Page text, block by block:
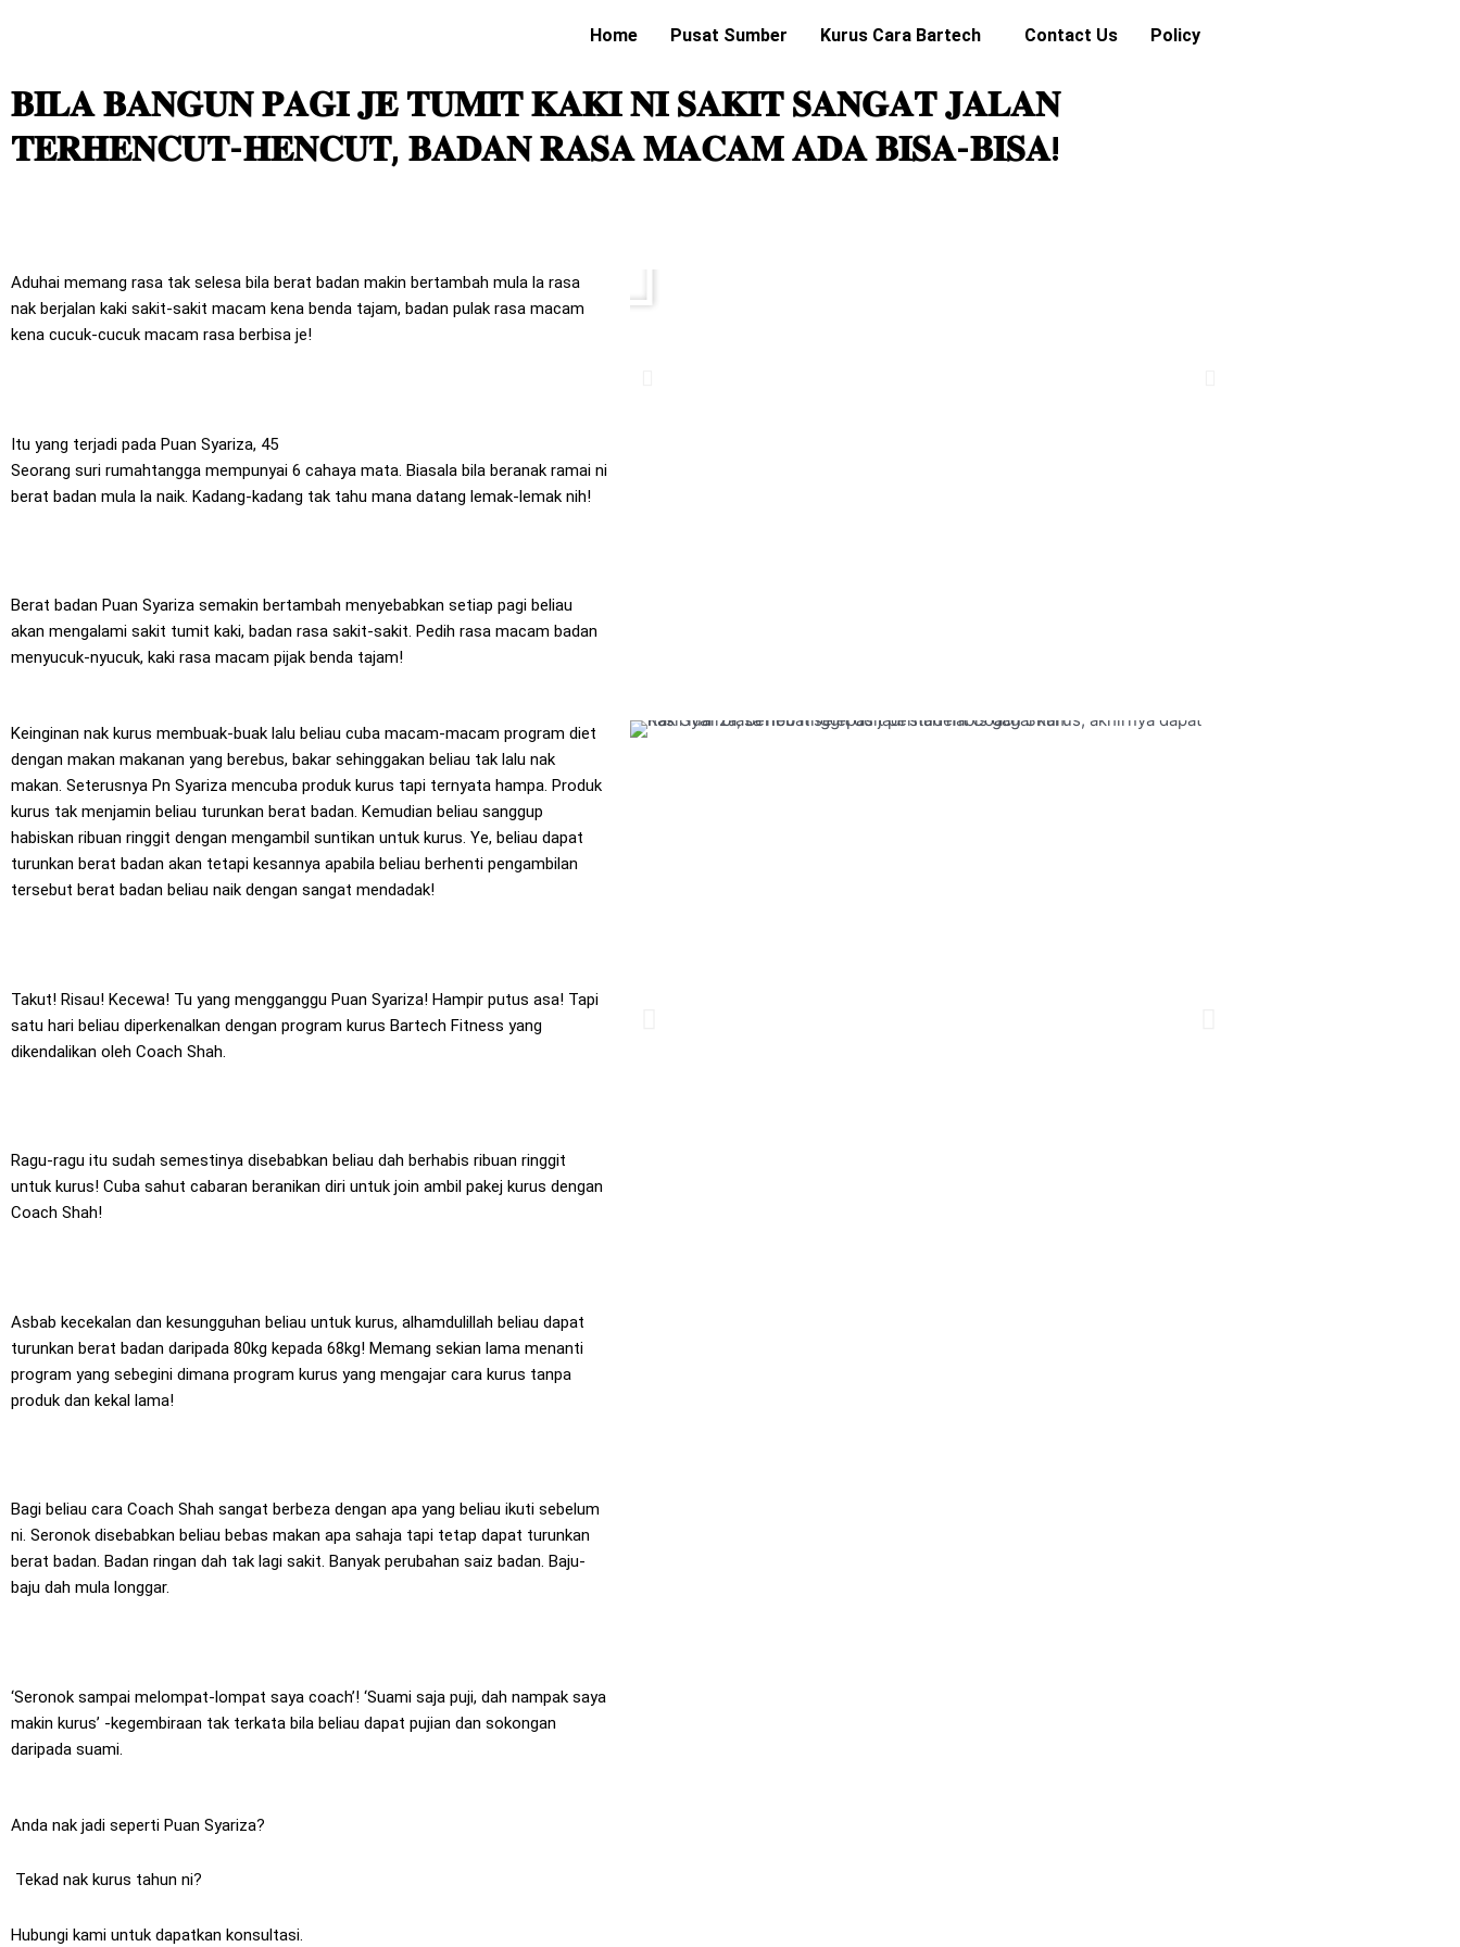
Home Pusat Sumber Kurus Cara Bartech Contact Us Policy
𝐁𝐈𝐋𝐀 𝐁𝐀𝐍𝐆𝐔𝐍 𝐏𝐀𝐆𝐈 𝐉𝐄 𝐓𝐔𝐌𝐈𝐓 𝐊𝐀𝐊𝐈 𝐍𝐈 𝐒𝐀𝐊𝐈𝐓 𝐒𝐀𝐍𝐆𝐀𝐓 𝐉𝐀𝐋𝐀𝐍
𝐓𝐄𝐑𝐇𝐄𝐍𝐂𝐔𝐓-𝐇𝐄𝐍𝐂𝐔𝐓, 𝐁𝐀𝐃𝐀𝐍 𝐑𝐀𝐒𝐀 𝐌𝐀𝐂𝐀𝐌 𝐀𝐃𝐀 𝐁𝐈𝐒𝐀-𝐁𝐈𝐒𝐀!
Aduhai memang rasa tak selesa bila berat badan makin bertambah mula la rasa
nak berjalan kaki sakit-sakit macam kena benda tajam, badan pulak rasa macam
kena cucuk-cucuk macam rasa berbisa je!
Itu yang terjadi pada Puan Syariza, 45
Seorang suri rumahtangga mempunyai 6 cahaya mata. Biasala bila beranak ramai ni
berat badan mula la naik. Kadang-kadang tak tahu mana datang lemak-lemak nih!
Berat badan Puan Syariza semakin bertambah menyebabkan setiap pagi beliau
akan mengalami sakit tumit kaki, badan rasa sakit-sakit. Pedih rasa macam badan
menyucuk-nyucuk, kaki rasa macam pijak benda tajam!
Keinginan nak kurus membuak-buak lalu beliau cuba macam-macam program diet
dengan makan makanan yang berebus, bakar sehinggakan beliau tak lalu nak
makan. Seterusnya Pn Syariza mencuba produk kurus tapi ternyata hampa. Produk
kurus tak menjamin beliau turunkan berat badan. Kemudian beliau sanggup
habiskan ribuan ringgit dengan mengambil suntikan untuk kurus. Ye, beliau dapat
turunkan berat badan akan tetapi kesannya apabila beliau berhenti pengambilan
tersebut berat badan beliau naik dengan sangat mendadak!
Takut! Risau! Kecewa! Tu yang mengganggu Puan Syariza! Hampir putus asa! Tapi
satu hari beliau diperkenalkan dengan program kurus Bartech Fitness yang
dikendalikan oleh Coach Shah.
Ragu-ragu itu sudah semestinya disebabkan beliau dah berhabis ribuan ringgit
untuk kurus! Cuba sahut cabaran beranikan diri untuk join ambil pakej kurus dengan
Coach Shah!
Asbab kecekalan dan kesungguhan beliau untuk kurus, alhamdulillah beliau dapat
turunkan berat badan daripada 80kg kepada 68kg! Memang sekian lama menanti
program yang sebegini dimana program kurus yang mengajar cara kurus tanpa
produk dan kekal lama!
Bagi beliau cara Coach Shah sangat berbeza dengan apa yang beliau ikuti sebelum
ni. Seronok disebabkan beliau bebas makan apa sahaja tapi tetap dapat turunkan
berat badan. Badan ringan dah tak lagi sakit. Banyak perubahan saiz badan. Baju-
baju dah mula longgar.
‘Seronok sampai melompat-lompat saya coach’! ‘Suami saja puji, dah nampak saya
makin kurus’ -kegembiraan tak terkata bila beliau dapat pujian dan sokongan
daripada suami.
Anda nak jadi seperti Puan Syariza?
Tekad nak kurus tahun ni?
Hubungi kami untuk dapatkan konsultasi.